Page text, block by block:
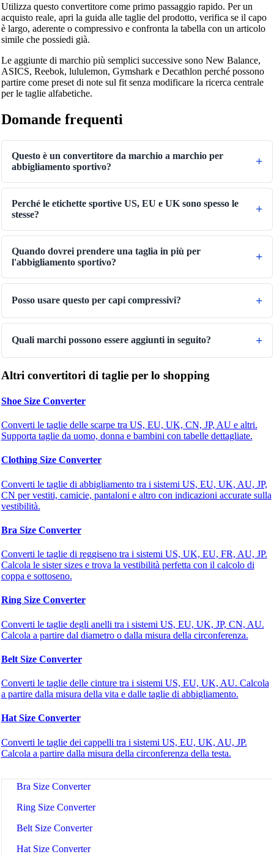
🛍️Abbigliamento e Shopping
🔧 TOOLS
Shoe Size Converter
Bra Size Converter
Ring Size Converter
Belt Size Converter
Hat Size Converter
Utilizza questo convertitore come primo passaggio rapido. Per un
acquisto reale, apri la guida alle taglie del prodotto, verifica se il capo
è largo, aderente o compressivo e confronta la tabella con un articolo
simile che possiedi già.
Le aggiunte di marchio più semplici successive sono New Balance,
ASICS, Reebok, lululemon, Gymshark e Decathlon perché possono
partire come preset di note sul fit senza modificare la ricerca centrale
per le taglie alfabetiche.
Domande frequenti
Questo è un convertitore da marchio a marchio per
abbigliamento sportivo?
Perché le etichette sportive US, EU e UK sono spesso le
stesse?
Quando dovrei prendere una taglia in più per
l'abbigliamento sportivo?
Posso usare questo per capi compressivi?
Quali marchi possono essere aggiunti in seguito?
Altri convertitori di taglie per lo shopping
Shoe Size Converter
Converti le taglie delle scarpe tra US, EU, UK, CN, JP, AU e altri.
Supporta taglie da uomo, donna e bambini con tabelle dettagliate.
Clothing Size Converter
Converti le taglie di abbigliamento tra i sistemi US, EU, UK, AU, JP,
CN per vestiti, camicie, pantaloni e altro con indicazioni accurate sulla
vestibilità.
Bra Size Converter
Converti le taglie di reggiseno tra i sistemi US, UK, EU, FR, AU, JP.
Calcola le sister sizes e trova la vestibilità perfetta con il calcolo di
coppa e sottoseno.
Ring Size Converter
Converti le taglie degli anelli tra i sistemi US, EU, UK, JP, CN, AU.
Calcola a partire dal diametro o dalla misura della circonferenza.
Belt Size Converter
Converti le taglie delle cinture tra i sistemi US, EU, UK, AU. Calcola
a partire dalla misura della vita e dalle taglie di abbigliamento.
Hat Size Converter
Converti le taglie dei cappelli tra i sistemi US, EU, UK, AU, JP.
Calcola a partire dalla misura della circonferenza della testa.